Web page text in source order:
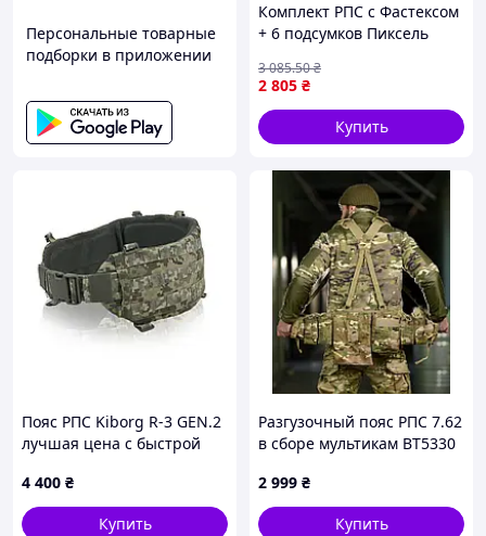
Персональные товарные
подборки в приложении
Комплект РПС с Фастексом
+ 6 подсумков Пиксель
2 805 ₴
3 085.50₴
Купить
Пояс РПС Kiborg R-3 GEN.2
лучшая цена с быстрой
4 400 ₴
Купить
Разгузочный пояс РПС 7.62
в сборе мультикам ВТ5330
2 999 ₴
Купить